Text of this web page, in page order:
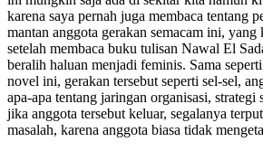
karena saya pernah juga membaca tentang
mantan anggota gerakan semacam ini, yang
setelah membaca buku tulisan Nawal El
beralih haluan menjadi feminis. Sama
novel ini, gerakan tersebut seperti sel-sel,
apa-apa tentang jaringan organisasi, strategi
jika anggota tersebut keluar, segalanya
masalah, karena anggota biasa tidak